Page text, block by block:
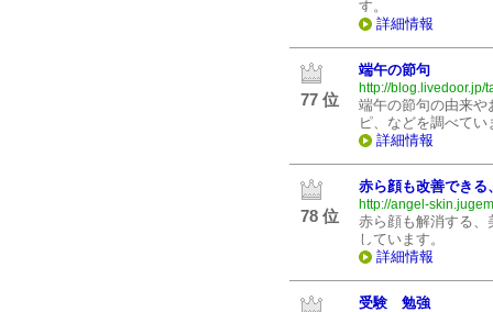
す。
詳細情報
77 位
端午の節句
http://blog.livedoor.jp/
端午の節句の由来や
ピ、などを調べてい
詳細情報
78 位
赤ら顔も改善でき
http://angel-
赤ら顔も解消する、
しています。
詳細情報
受験 勉強